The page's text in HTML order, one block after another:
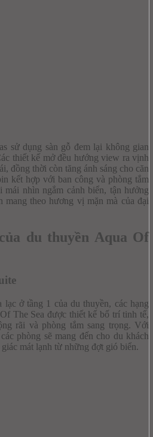
sử dụng sàn gỗ đem lại không gian
thiết kế mở đều hướng view ra vịnh
đồng thời còn tăng ánh sáng cho căn
kết hợp với ban công và phòng tắm
mái nhìn ngắm cảnh biển, tận hưởng
mang theo hương vị mặn mà của đại
du thuyền Aqua Of
lạc ở tầng 1 của du thuyền, các hạng
The Sea được thiết kế bố trí tinh tế,
rãi và phòng tắm sang trọng. Với
phòng sẽ mang đến cho du khách
mát lạnh từ những đợt gió biển.